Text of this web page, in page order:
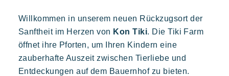
Prairies de la mer
Ihr nächster Urlaub
Mit der Familie genießen
Willkommen in unserem neuen Rückzugsort der
Sanftheit im Herzen von Kon Tiki. Die Tiki Farm
öffnet ihre Pforten, um Ihren Kindern eine
zauberhafte Auszeit zwischen Tierliebe und
Entdeckungen auf dem Bauernhof zu bieten.